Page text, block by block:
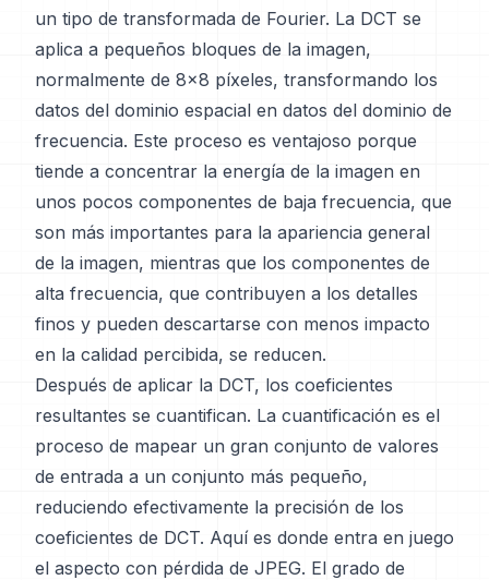
un tipo de transformada de Fourier. La DCT se
aplica a pequeños bloques de la imagen,
normalmente de 8x8 píxeles, transformando los
datos del dominio espacial en datos del dominio de
frecuencia. Este proceso es ventajoso porque
tiende a concentrar la energía de la imagen en
unos pocos componentes de baja frecuencia, que
son más importantes para la apariencia general
de la imagen, mientras que los componentes de
alta frecuencia, que contribuyen a los detalles
finos y pueden descartarse con menos impacto
en la calidad percibida, se reducen.
Después de aplicar la DCT, los coeficientes
resultantes se cuantifican. La cuantificación es el
proceso de mapear un gran conjunto de valores
de entrada a un conjunto más pequeño,
reduciendo efectivamente la precisión de los
coeficientes de DCT. Aquí es donde entra en juego
el aspecto con pérdida de JPEG. El grado de